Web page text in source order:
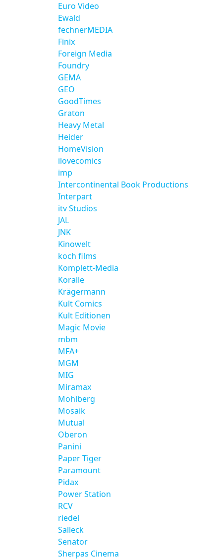
Euro Video
Ewald
fechnerMEDIA
Finix
Foreign Media
Foundry
GEMA
GEO
GoodTimes
Graton
Heavy Metal
Heider
HomeVision
ilovecomics
imp
Intercontinental Book Productions
Interpart
itv Studios
JAL
JNK
Kinowelt
koch films
Komplett-Media
Koralle
Krägermann
Kult Comics
Kult Editionen
Magic Movie
mbm
MFA+
MGM
MIG
Miramax
Mohlberg
Mosaik
Mutual
Oberon
Panini
Paper Tiger
Paramount
Pidax
Power Station
RCV
riedel
Salleck
Senator
Sherpas Cinema